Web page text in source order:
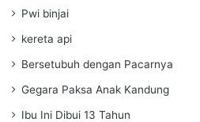
Pwi binjai
kereta api
Bersetubuh dengan Pacarnya
Gegara Paksa Anak Kandung
Ibu Ini Dibui 13 Tahun